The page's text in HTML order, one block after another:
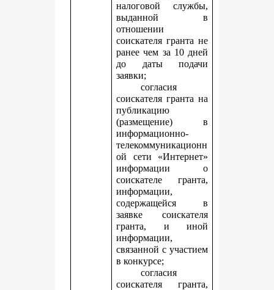
налоговой службы,
выданной в
отношении
соискателя гранта не
ранее чем за 10 дней
до даты подачи
заявки;
согласия
соискателя гранта на
публикацию
(размещение) в
информационно-
телекоммуникационн
ой сети «Интернет»
информации о
соискателе гранта,
информации,
содержащейся в
заявке соискателя
гранта, и иной
информации,
связанной с участием
в конкурсе;
согласия
соискателя гранта,